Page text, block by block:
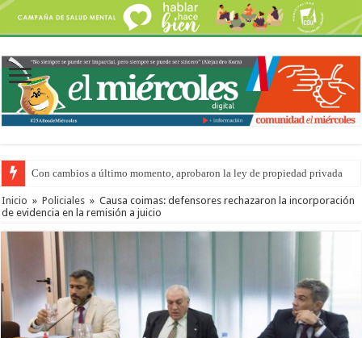
Con cambios a último momento, aprobaron la ley de propiedad privada
Del viernes 7 al domingo 9 de agosto: la agenda ¿A dónde ir? para este
Inicio » Policiales » Causa coimas: defensores rechazaron la incorporación
de evidencia en la remisión a juicio